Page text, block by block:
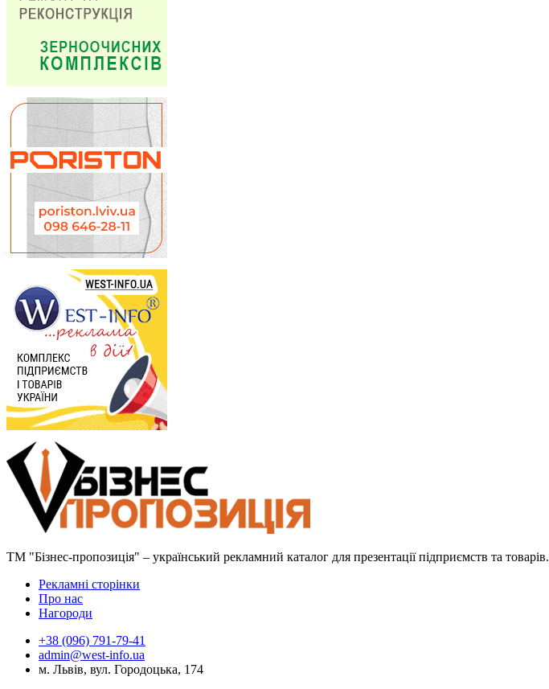
ТМ "Бізнес-пропозиція" – український рекламний каталог для презентації підприємств та товарів.
Рекламні сторінки
Про нас
Нагороди
+38 (096) 791-79-41
admin@west-info.ua
м. Львів, вул. Городоцька, 174